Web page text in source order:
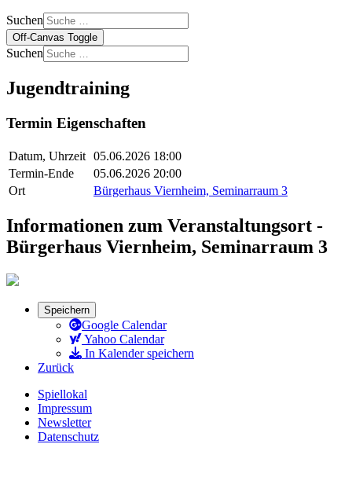
Suchen
Off-Canvas Toggle
Suchen
Jugendtraining
Termin Eigenschaften
Datum, Uhrzeit 05.06.2026 18:00
Termin-Ende
05.06.2026 20:00
Ort
Bürgerhaus Viernheim, Seminarraum 3
Informationen zum Veranstaltungsort -
Bürgerhaus Viernheim, Seminarraum 3
Speichern
Google Calendar
Yahoo Calendar
In Kalender speichern
Zurück
Spiellokal
Impressum
Newsletter
Datenschutz